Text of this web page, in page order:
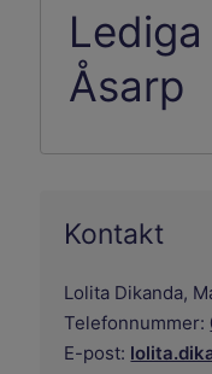
Åsarp
Kontakt
Lolita Dikanda,
Telefonnummer:
E-post: